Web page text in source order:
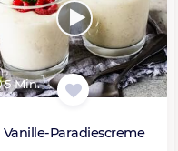
5 Min.
Vanille-Paradiescreme